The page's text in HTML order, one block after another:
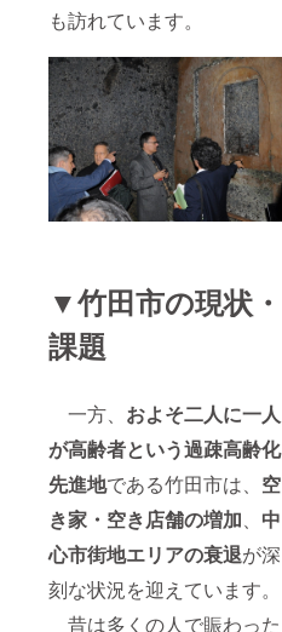
も訪れています。
▼竹田市の現状・
課題
一方、 およそ二人に一人
が高齢者という過疎高齢化
先進地である竹田市は、 空
き家・空き店舗の増加、 中
心市街地エリアの衰退が深
刻な状況を迎えています。
昔は多くの人で賑わった